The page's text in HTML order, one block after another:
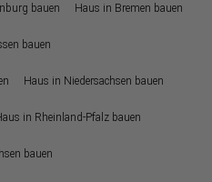
bauen Haus in Bremen bauen
bauen
Haus in Niedersachsen bauen
in Rheinland-Pfalz bauen
bauen